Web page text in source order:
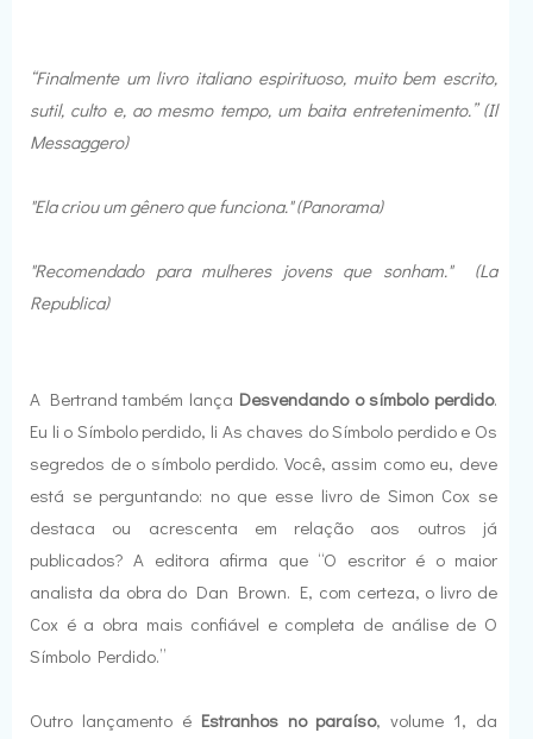
“Finalmente um livro italiano espirituoso, muito bem escrito,
sutil, culto e, ao mesmo tempo, um baita entretenimento.” (Il
Messaggero)
"Ela criou um gênero que funciona." (Panorama)
"Recomendado para mulheres jovens que sonham." (La
Republica)
A Bertrand também lança Desvendando o símbolo perdido.
Eu li o Símbolo perdido, li As chaves do Símbolo perdido e Os
segredos de o símbolo perdido. Você, assim como eu, deve
está se perguntando: no que esse livro de Simon Cox se
destaca ou acrescenta em relação aos outros já
publicados? A editora afirma que “O escritor é o maior
analista da obra do Dan Brown. E, com certeza, o livro de
Cox é a obra mais confiável e completa de análise de O
Símbolo Perdido.”
Outro lançamento é Estranhos no paraíso, volume 1, da